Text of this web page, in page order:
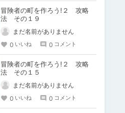
冒険者の町を作ろう!２ 攻略
法 その１９
まだ名前がありません
0 いいね 0 コメント
冒険者の町を作ろう!２ 攻略
法 その１５
まだ名前がありません
0 いいね 0 コメント